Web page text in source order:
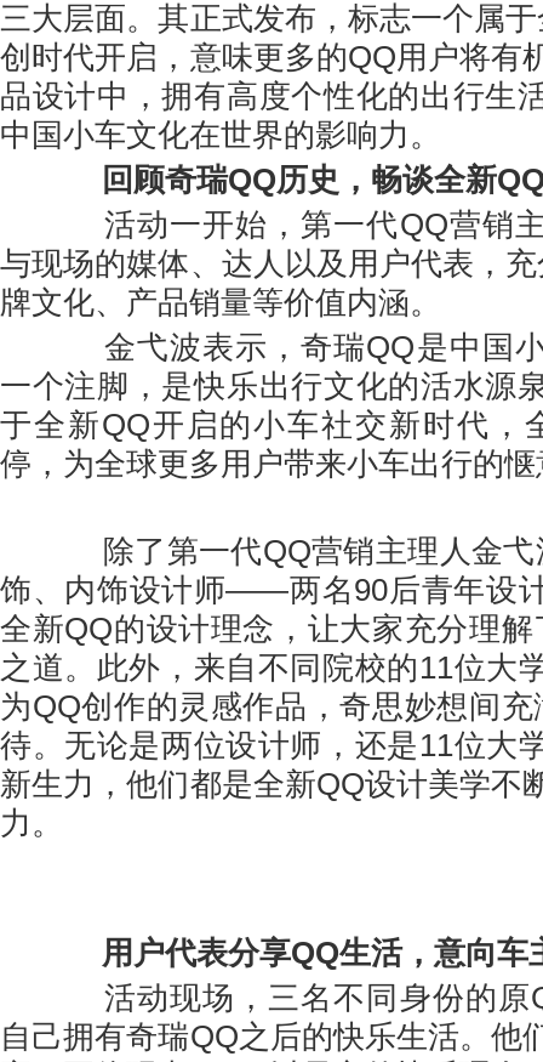
三大层面。其正式发布，标志一个属
创时代开启，意味更多的QQ用户将有
品设计中，拥有高度个性化的出行生
中国小车文化在世界的影响力。
回顾奇瑞QQ历史， 畅谈全新Q
活动一开始，第一代QQ营销主
与现场的媒体、达人以及用户代表，
牌文化、产品销量等价值内涵。
金弋波表示，奇瑞QQ是中国小
一个注脚，是快乐出行文化的活水源
于全新QQ开启的小车社交新时代，
停，为全球更多用户带来小车出行的
除了第一代QQ营销主理人金弋
饰、内饰设计师——两名90后青年设
全新QQ的设计理念，让大家充分理
之道。此外，来自不同院校的11位大
为QQ创作的灵感作品，奇思妙想间
待。无论是两位设计师，还是11位大
新生力，他们都是全新QQ设计美学不
力。
用户代表分享QQ生活，意向车
活动现场，三名不同身份的原
自己拥有奇瑞QQ之后的快乐生活。他